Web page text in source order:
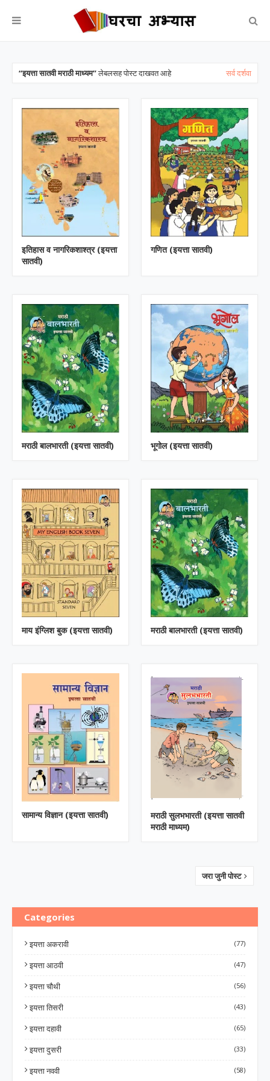
इयत्ता सातवी मराठी माध्यम लेबलसह पोस्ट दाखवत आहे सर्व दर्शवा
इतिहास व नागरिकशाश्त्र (इयत्ता
सातवी)
गणित (इयत्ता सातवी)
मराठी बालभारती (इयत्ता सातवी) भूगोल (इयत्ता सातवी)
माय इंग्लिश बुक (इयत्ता सातवी) मराठी बालभारती (इयत्ता सातवी)
सामान्य विज्ञान (इयत्ता सातवी)
मराठी सुलभभारती (इयत्ता सातवी
मराठी माध्यम)
जरा जुनी पोस्ट
Categories
इयत्ता अकरावी (77)
इयत्ता आठवी (47)
इयत्ता चौथी (56)
इयत्ता तिसरी (43)
इयत्ता दहावी (65)
इयत्ता दुसरी (33)
इयत्ता नववी (58)